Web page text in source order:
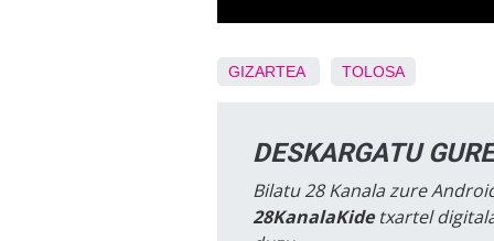
GIZARTEA TOLOSA
DESKARGATU
Bilatu 28 Kanala zure
28KanalaKidetxartel